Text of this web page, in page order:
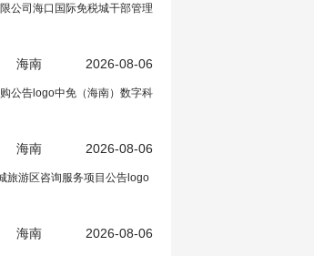
公司海口国际免税城干部管理
海南 2026-08-06
公告logo中免（海南）数字科
海南 2026-08-06
旅游区咨询服务项目公告logo
社保局在正文中）
海南 2026-08-06